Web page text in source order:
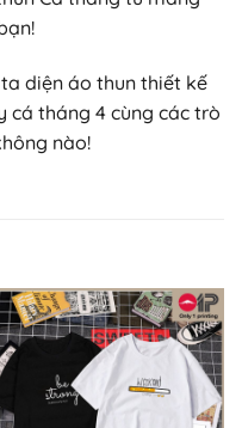
diện áo thun thiết kế
cá tháng 4 cùng các trò
nào!